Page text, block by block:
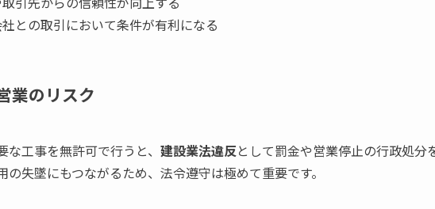
との取引において条件が有利になる
業のリスク
な工事を無許可で行うと、 建設業法違反として罰金や営業停止の行政処分
の失墜にもつながるため、法令遵守は極めて重要です。